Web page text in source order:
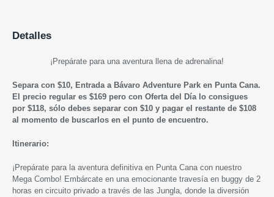
Detalles
¡Prepárate para una aventura llena de adrenalina!
Separa con $10, Entrada a Bávaro Adventure Park en Punta Cana.
El precio regular es $169 pero con Oferta del Día lo consigues
por $118, sólo debes separar con $10 y pagar el restante de $108
al momento de buscarlos en el punto de encuentro.
Itinerario:
¡Prepárate para la aventura definitiva en Punta Cana con nuestro
Mega Combo! Embárcate en una emocionante travesía en buggy de 2
horas en circuito privado a través de las Jungla, donde la diversión